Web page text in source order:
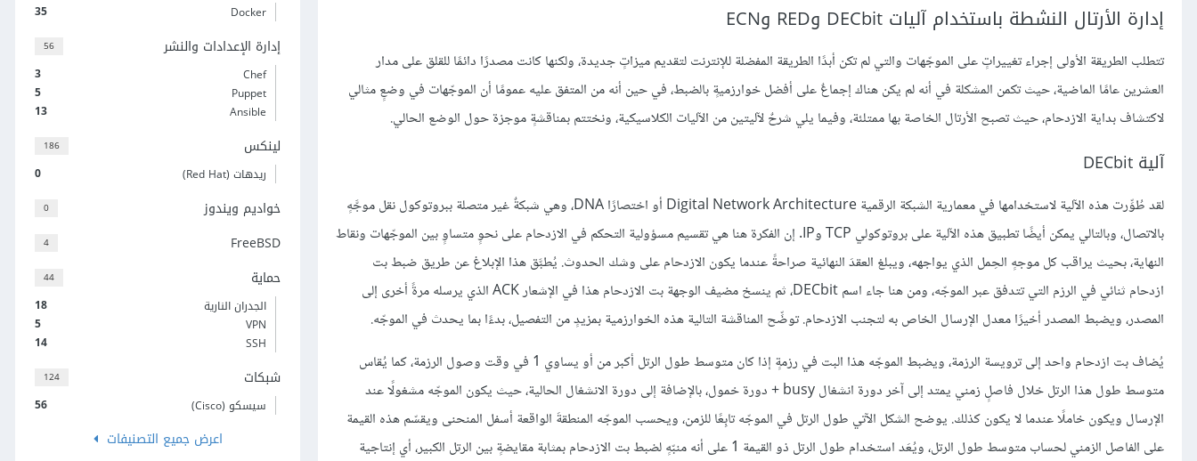
إدارة الأرتال النشطة باستخدام آليات DECbit وRED وECN
تتطلب الطريقة الأولى إجراء تغييراتٍ على الموجّهات والتي لم تكن أبدًا الطريقة المفضلة للإنترنت لتقديم ميزاتٍ جديدة، ولكنها كانت مصدرًا دائمًا للقلق على مدار
العشرين عامًا الماضية، حيث تكمن المشكلة في أنه لم يكن هناك إجماعٌ على أفضل خوارزميةٍ بالضبط، في حين أنه من المتفق عليه عمومًا أن الموجّهات في وضعٍ مثالي
لاكتشاف بداية الازدحام، حيث تصبح الأرتال الخاصة بها ممتلئة، وفيما يلي شرحٌ لآليتين من الآليات الكلاسيكية، ونختتم بمناقشةٍ موجزة حول الوضع الحالي.
آلية DECbit
لقد طُوِّرت هذه الآلية لاستخدامها في معمارية الشبكة الرقمية Digital Network Architecture أو اختصارًا DNA، وهي شبكةٌ غير متصلة ببروتوكول نقل موجَّهٍ
بالاتصال، وبالتالي يمكن أيضًا تطبيق هذه الآلية على بروتوكولي TCP وIP. إن الفكرة هنا هي تقسيم مسؤولية التحكم في الازدحام على نحوٍ متساوٍ بين الموجّهات ونقاط
النهاية، بحيث يراقب كل موجهٍ الحِمل الذي يواجهه، ويبلغ العقدَ النهائية صراحةً عندما يكون الازدحام على وشك الحدوث. يُطبَّق هذا الإبلاغ عن طريق ضبط بت
ازدحام ثنائي في الرزم التي تتدفق عبر الموجّه، ومن هنا جاء اسم DECbit، ثم ينسخ مضيف الوجهة بت الازدحام هذا في الإشعار ACK الذي يرسله مرةً أخرى إلى
المصدر، ويضبط المصدر أخيرًا معدل الإرسال الخاص به لتجنب الازدحام. توضِّح المناقشة التالية هذه الخوارزمية بمزيدٍ من التفصيل، بدءًا بما يحدث في الموجّه.
يُضاف بت ازدحام واحد إلى ترويسة الرزمة، ويضبط الموجّه هذا البت في رزمةٍ إذا كان متوسط طول الرتل أكبر من أو يساوي 1 في وقت وصول الرزمة، كما يُقاس
متوسط طول هذا الرتل خلال فاصلٍ زمني يمتد إلى آخر دورة انشغال busy + دورة خمول، بالإضافة إلى دورة الانشغال الحالية، حيث يكون الموجّه مشغولًا عند
الإرسال ويكون خاملًا عندما لا يكون كذلك. يوضح الشكل الآتي طول الرتل في الموجّه تابِعًا للزمن، ويحسب الموجّه المنطقةَ الواقعة أسفل المنحنى ويقسّم هذه القيمة
على الفاصل الزمني لحساب متوسط طول الرتل، ويُعَد استخدام طول الرتل ذو القيمة 1 على أنه منبّهٍ لضبط بت الازدحام بمثابة مقايضةٍ بين الرتل الكبير، أي إنتاجية
35 Docker
56 إدارة الإعدادات والنشر
3
Chef
5
Puppet
13
Ansible
186 لينكس
0 ريدهات (Red Hat)
0 خواديم ويندوز
4 FreeBSD
44 حماية
18
الجدران النارية
5
VPN
14
SSH
124 شبكات
56 سيسكو (Cisco)
اعرض جميع التصنيفات